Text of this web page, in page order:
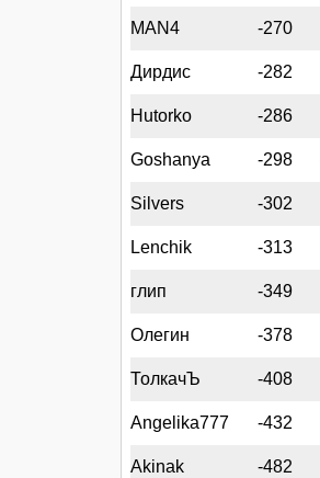
MAN4 -270
Дирдис -282
Hutorko -286
Goshanya -298
Silvers -302
Lenchik -313
глип -349
Олегин -378
ТолкачЪ -408
Angelika777 -432
Akinak -482